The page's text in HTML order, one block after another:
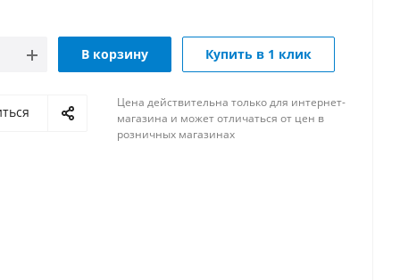
В корзину Купить в 1 клик
Цена действительна только для интернет-
магазина и может отличаться от цен в
розничных магазинах